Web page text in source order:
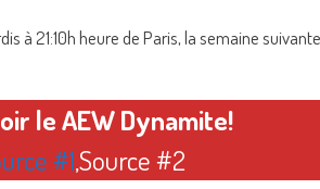
à 21:10h heure de Paris, la semaine
le AEW Dynamite!
#1,Source #2